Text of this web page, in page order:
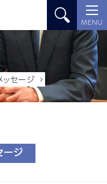
MENU
ージ
ッセージ